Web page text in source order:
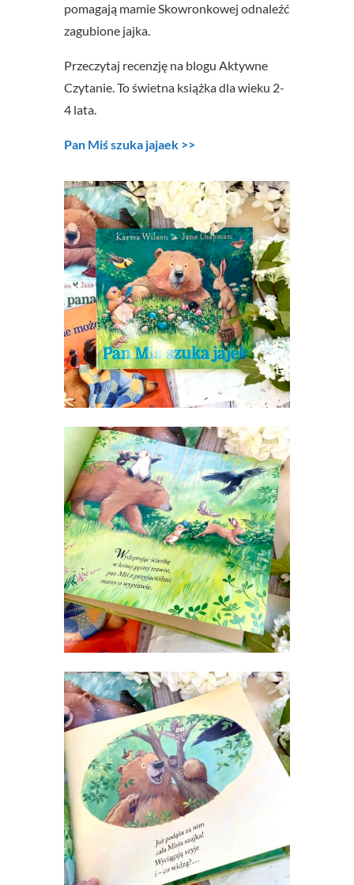
pomagają mamie Skowronkowej odnaleźć
zagubione jajka.
Przeczytaj recenzję na blogu Aktywne
Czytanie. To świetna książka dla wieku 2-
4 lata.
Pan Miś szuka jajaek >>